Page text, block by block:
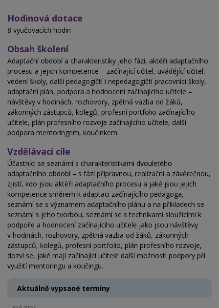
Hodinová dotace
8 vyučovacích hodin
Obsah školení
Adaptační období a charakteristiky jeho fází, aktéři adaptačního
procesu a jejich kompetence – začínající učitel, uvádějící učitel,
vedení školy, další pedagogičtí i nepedagogičtí pracovníci školy,
adaptační plán, podpora a hodnocení začínajícího učitele –
návštěvy v hodinách, rozhovory, zpětná vazba od žáků,
zákonných zástupců, kolegů, profesní portfolio začínajícího
učitele, plán profesního rozvoje začínajícího učitele, další
podpora mentoringem, koučinkem.
Vzdělávací cíle
Účastníci se seznámí s charakteristikami dvouletého
adaptačního období – s fází přípravnou, realizační a závěrečnou,
zjistí, kdo jsou aktéři adaptačního procesu a jaké jsou jejich
kompetence směrem k adaptaci začínajícího pedagoga,
seznámí se s významem adaptačního plánu a na příkladech se
seznámí s jeho tvorbou, seznámí se s technikami sloužícími k
podpoře a hodnocení začínajícího učitele jako jsou návštěvy
v hodinách, rozhovory, zpětná vazba od žáků, zákonných
zástupců, kolegů, profesní portfolio, plán profesního rozvoje,
dozví se, jaké mají začínající učitelé další možnosti podpory při
využití mentoringu a koučingu.
Aktuálně vypsané termíny